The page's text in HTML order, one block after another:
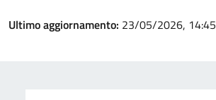
Ultimo aggiornamento: 23/05/2026, 14:45